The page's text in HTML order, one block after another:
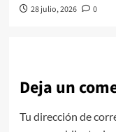
28 julio, 2026 0
Deja un
Tu dirección de